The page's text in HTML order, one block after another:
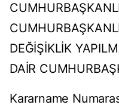
DEĞİŞİKLİK
DAİR
Kararname